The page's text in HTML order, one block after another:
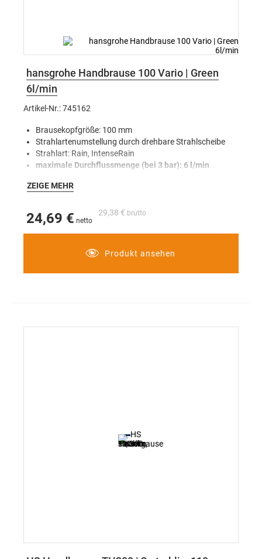
hansgrohe Handbrause 100 Vario | Green
6l/min
Artikel-Nr.: 745162
Brausekopfgröße: 100 mm
Strahlartenumstellung durch drehbare Strahlscheibe
Strahlart: Rain, IntenseRain
maximale Durchflussmenge (bei 3 bar): 6 l/min
ZEIGE MEHR
29,38 €
24,69 €
Produkt ansehen